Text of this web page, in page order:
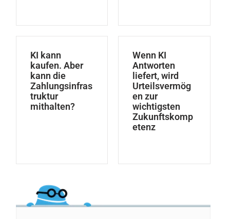
KI kann
kaufen. Aber
kann die
Zahlungsinfras
truktur
mithalten?
Wenn KI
Antworten
liefert, wird
Urteilsvermög
en zur
wichtigsten
Zukunftskomp
etenz